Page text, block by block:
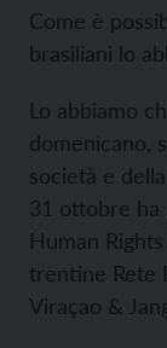
Come è
brasiliani lo
Lo abbiamo
domenicano,
società e
31 ottobre ha
Human
trentine Rete
Viraçao &